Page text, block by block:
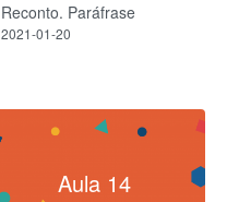
Reconto. Paráfrase
2021-01-20
Aula 14